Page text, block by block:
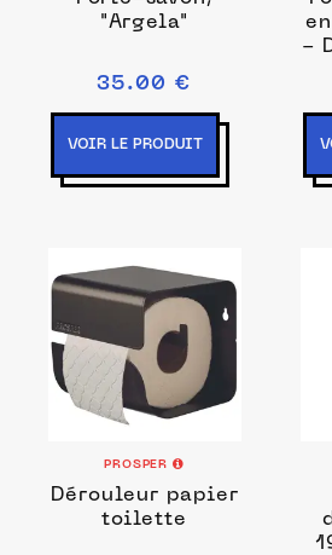
"Argela"
35.00 €
VOIR LE PRODUIT
-
PROSPER
Dérouleur papier
toilette